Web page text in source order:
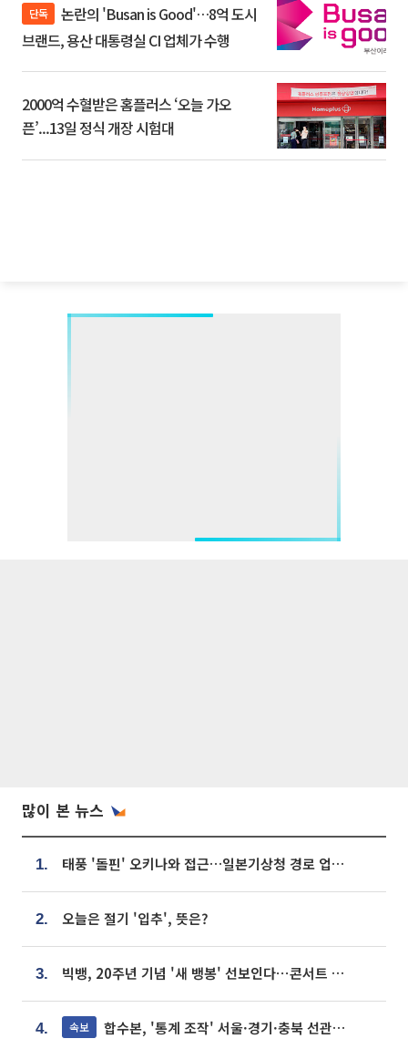
단독
브랜드, 용산 대통령실 CI 업체가 수행
2000억 수혈받은 홈플러스 ‘오늘 가오
픈’...13일 정식 개장 시험대
많이 본 뉴스
1. 태풍 '돌핀' 오키나와 접근…일본기상청 경로 업데이트
2. 오늘은 절기 '입추', 뜻은?
3. 빅뱅, 20주년 기념 '새 뱅봉' 선보인다⋯콘서트 앞두고 팝업 개최
4. 속보 합수본, '통계 조작' 서울·경기·충북 선관위 등 추가 압수수색